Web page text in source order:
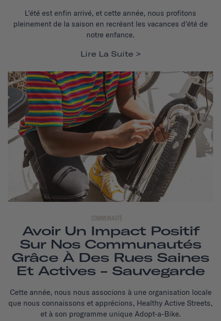
L'été est enfin arrivé, et cette année, nous profitons
pleinement de la saison en recréant les vacances d'été de
notre enfance.
Lire La Suite
COMMUNAUTÉ
Avoir Un Impact Positif
Sur Nos Communautés
Grâce À Des Rues Saines
Et Actives - Sauvegarde
Cette année, nous nous associons à une organisation locale
que nous connaissons et apprécions, Healthy Active Streets,
et à son programme unique Adopt-a-Bike.